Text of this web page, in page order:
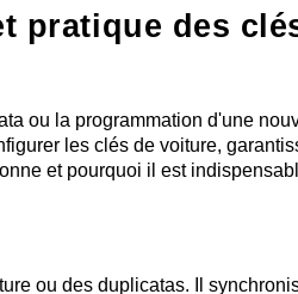
pratique des
ou la programmation d'une
les clés de voiture,
et pourquoi il est
ou des duplicatas. Il